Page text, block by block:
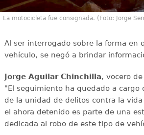
La motocicleta fue consignada. (Foto: Jorge
Al ser interrogado sobre la forma en
vehículo, se negó a brindar
Jorge Aguilar Chinchilla, vocero
"El seguimiento ha quedado a cargo
de la unidad de delitos contra la
el ahora detenido es parte de una
dedicada al robo de este tipo de